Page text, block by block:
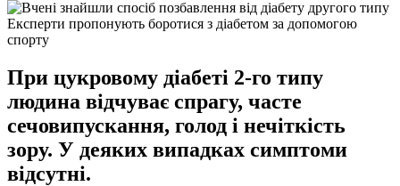
Експерти пропонують боротися з діабетом за допомогою
спорту
При цукровому діабеті 2-го типу
людина відчуває спрагу, часте
сечовипускання, голод і нечіткість
зору. У деяких випадках симптоми
відсутні.